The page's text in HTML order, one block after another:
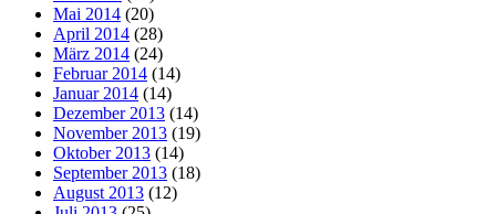
Mai 2014 (20)
April 2014 (28)
März 2014 (24)
Februar 2014 (14)
Januar 2014 (14)
Dezember 2013 (14)
November 2013 (19)
Oktober 2013 (14)
September 2013 (18)
August 2013 (12)